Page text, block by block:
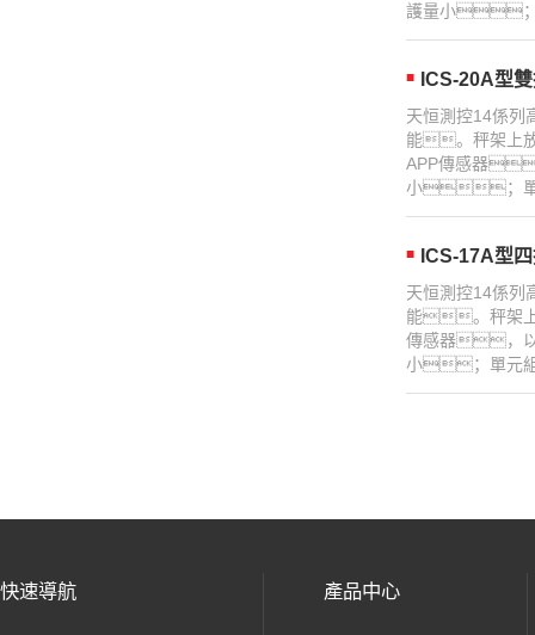
護量小
ICS-20A型
天恒測控14係
能。秤架上
APP傳感器
小；單
ICS-17A型
天恒測控14係
能。秤架上
傳感器，以
小；單元
快速導航 產品中心